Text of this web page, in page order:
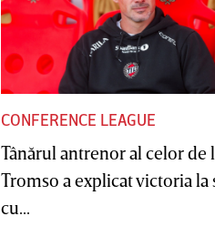
CONFERENCE LEAGUE
Tânărul antrenor al celor de
Tromso a explicat victoria la
cu...